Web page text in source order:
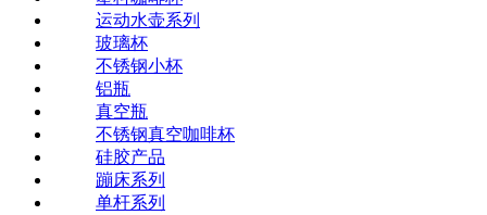
运动水壶系列
玻璃杯
不锈钢小杯
铝瓶
真空瓶
不锈钢真空咖啡杯
硅胶产品
蹦床系列
单杆系列